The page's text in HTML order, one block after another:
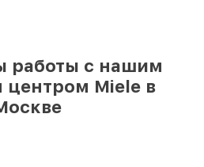
и без задержек, если
к восстановлению
работы с нашим
Miele в